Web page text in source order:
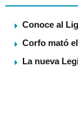
Conoce al
Corfo mató
La nueva